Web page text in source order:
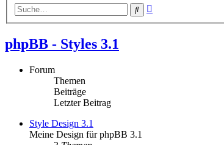
Suche
phpBB - Styles 3.1
Forum
Themen
Beiträge
Letzter Beitrag
Style Design 3.1
Meine Design für phpBB 3.1